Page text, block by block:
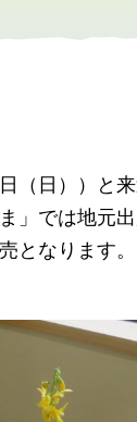
（日））と
」では地元
となります。